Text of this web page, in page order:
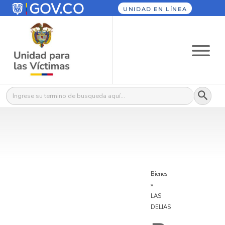
UNIDAD EN LÍNEA
Buscar: Botón
Bienes
»
LAS
DELIAS